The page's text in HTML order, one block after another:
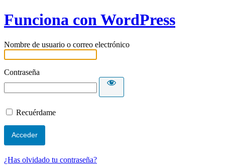
Funciona con WordPress
Nombre de usuario o correo electrónico
Contraseña
Recuérdame
¿Has olvidado tu contraseña?